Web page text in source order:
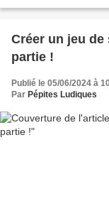
Créer un jeu
partie !
Publié le 05/06/2024 à
Par Pépites Ludiques